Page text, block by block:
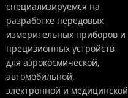
специализируемся на
разработке передовых
измерительных приборов и
прецизионных устройств
для аэрокосмической,
автомобильной,
электронной и медицинской